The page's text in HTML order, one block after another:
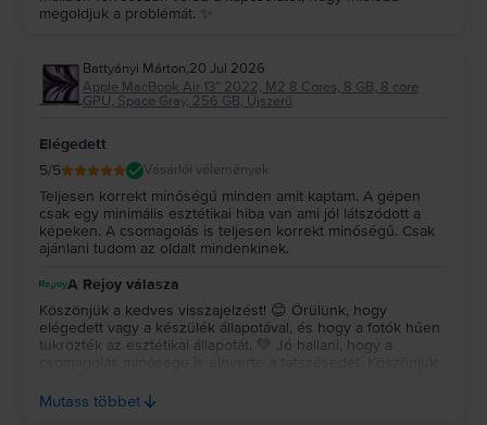
megoldjuk a problémát. ✨
Battyányi Márton,20 Jul 2026
Apple MacBook Air 13″ 2022, M2 8 Cores, 8 GB, 8 core
GPU, Space Gray, 256 GB, Újszerű
Elégedett
5/5 Vásárlói vélemények
Teljesen korrekt minőségű minden amit kaptam. A gépen
csak egy minimális esztétikai hiba van ami jól látszódott a
képeken. A csomagolás is teljesen korrekt minőségű. Csak
ajánlani tudom az oldalt mindenkinek.
A Rejoy válasza
Köszönjük a kedves visszajelzést! 😊 Örülünk, hogy
elégedett vagy a készülék állapotával, és hogy a fotók hűen
tükrözték az esztétikai állapotát. 💚 Jó hallani, hogy a
használatához! ✨ Köszönjük a kedves visszajelzést! 😊
Mutass többet